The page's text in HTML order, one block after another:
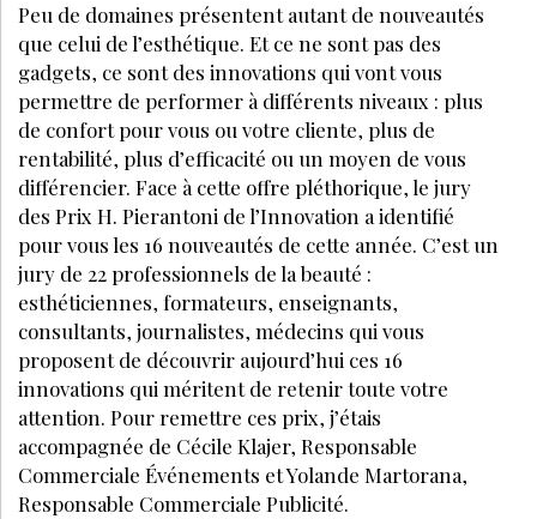
Peu de domaines présentent autant de nouveautés
que celui de l’esthétique. Et ce ne sont pas des
gadgets, ce sont des innovations qui vont vous
permettre de performer à différents niveaux : plus
de confort pour vous ou votre cliente, plus de
rentabilité, plus d’efficacité ou un moyen de vous
différencier. Face à cette offre pléthorique, le jury
des Prix H. Pierantoni de l’Innovation a identifié
pour vous les 16 nouveautés de cette année. C’est un
jury de 22 professionnels de la beauté :
esthéticiennes, formateurs, enseignants,
consultants, journalistes, médecins qui vous
proposent de découvrir aujourd’hui ces 16
innovations qui méritent de retenir toute votre
attention. Pour remettre ces prix, j’étais
accompagnée de Cécile Klajer, Responsable
Commerciale Événements et Yolande Martorana,
Responsable Commerciale Publicité.